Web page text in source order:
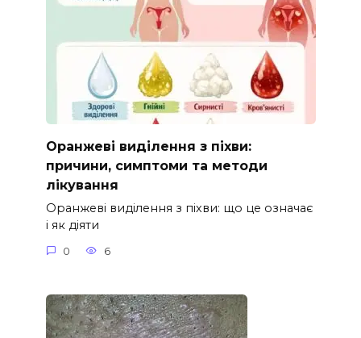
Оранжеві виділення з піхви:
причини, симптоми та методи
лікування
Оранжеві виділення з піхви: що це означає
і як діяти
0 6